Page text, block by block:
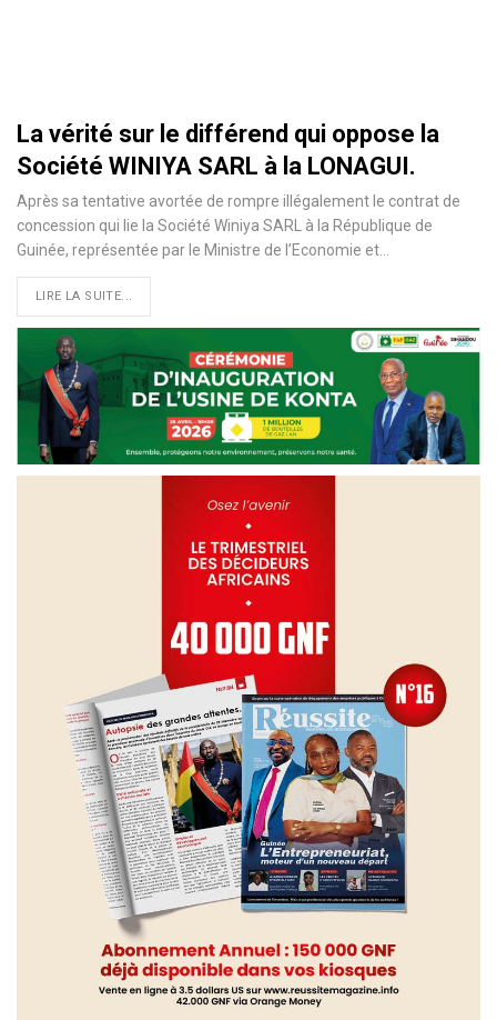
La vérité sur le différend qui oppose la
Société WINIYA SARL à la LONAGUI.
Après sa tentative avortée de rompre illégalement le contrat de
concession qui lie la Société Winiya SARL à la République de
Guinée, représentée par le Ministre de l’Economie et…
LIRE LA SUITE...